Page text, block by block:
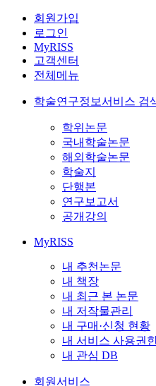
회원가입
로그인
MyRISS
고객센터
전체메뉴
학술연구정보서비스 검
학위논문
국내학술논문
해외학술논문
학술지
단행본
연구보고서
공개강의
MyRISS
내 추천논문
내 책장
내 최근 본 논문
내 저작물관리
내 구매·신청 현황
내 서비스 사용권
내 관심 DB
회원서비스